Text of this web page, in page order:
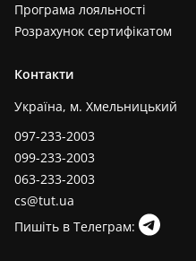
Програма лояльності
Розрахунок сертифікатом
Контакти
Україна, м. Хмельницький
097-233-2003
099-233-2003
063-233-2003
cs@tut.ua
Пишіть в Телеграм: